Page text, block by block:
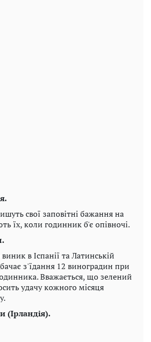
свої заповітні бажання на
їх, коли годинник б'є опівночі.
в Іспанії та Латинській
з'їдання 12 виноградин при
Вважається, що зелений
удачу кожного місяця
(Ірландія).